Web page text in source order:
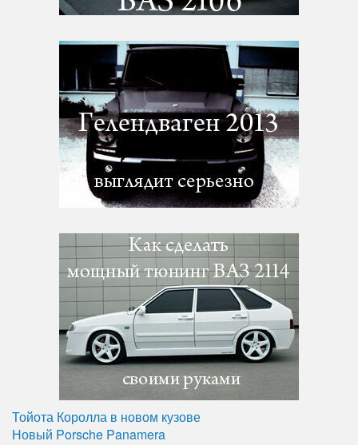
Тойота Королла в новом кузове
Новый Porsche Panamera